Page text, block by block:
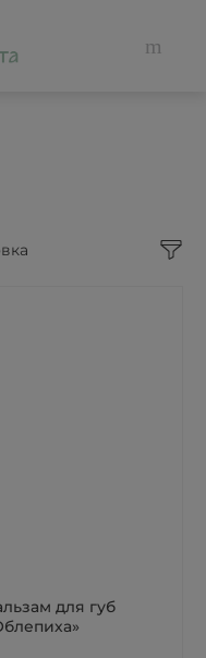
для губ